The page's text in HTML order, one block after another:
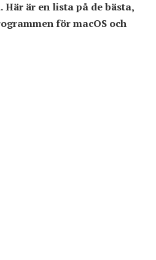
Här är en lista på de bästa,
för macOS och